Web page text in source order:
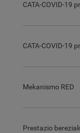
CATA-COVID-19
CATA-COVID-19
Mekanismo RED
Prestazio